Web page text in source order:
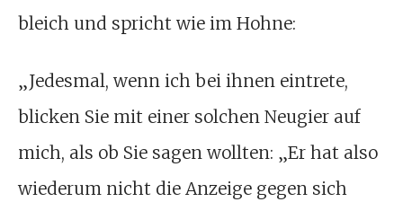
bleich und spricht wie im Hohne:
„Jedesmal, wenn ich bei ihnen eintrete,
blicken Sie mit einer solchen Neugier auf
mich, als ob Sie sagen wollten: „Er hat also
wiederum nicht die Anzeige gegen sich